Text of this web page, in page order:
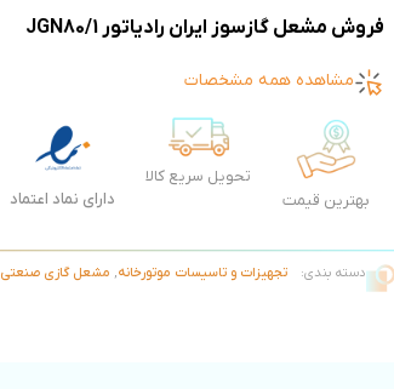
فروش مشعل گازسوز ایران رادیاتور JGN80/1
مشاهده همه مشخصات
بهترین قیمت
تحویل سریع کالا
دارای نماد اعتماد
دسته بندی: تجهیزات و تاسیسات موتورخانه, مشعل گازی صنعتی